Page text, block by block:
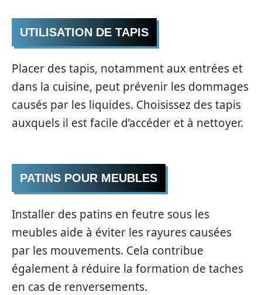
UTILISATION DE TAPIS
Placer des tapis, notamment aux entrées et
dans la cuisine, peut prévenir les dommages
causés par les liquides. Choisissez des tapis
auxquels il est facile d’accéder et à nettoyer.
PATINS POUR MEUBLES
Installer des patins en feutre sous les
meubles aide à éviter les rayures causées
par les mouvements. Cela contribue
également à réduire la formation de taches
en cas de renversements.